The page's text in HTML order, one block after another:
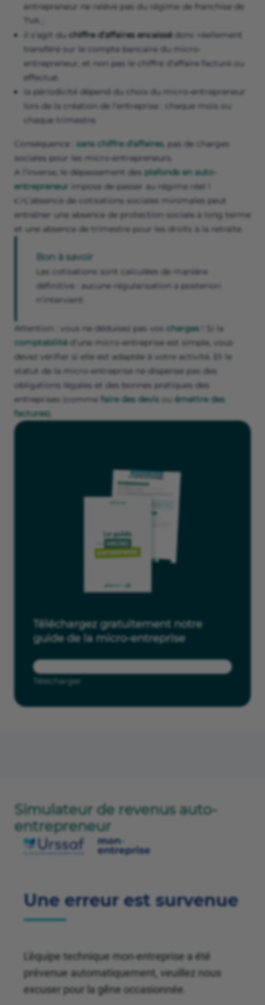
entrepreneur ne relève pas du régime de franchise de
TVA ;
il s’agit du chiffre d’affaires encaissédonc réellement
transféré sur le compte bancaire du micro-
entrepreneur, et non pas le chiffre d’affaire facturé ou
effectué.
la périodicité dépend du choix du micro-entrepreneur
lors de la création de l’entreprise : chaque mois ou
chaque trimestre.
Conséquence : sans chiffre d'affaires, pas de charges
sociales pour les micro-entrepreneurs.
A l’inverse, le dépassement des plafonds en auto-
entrepreneur impose de passer au régime réel !
👉L’absence de cotisations sociales minimales peut
entraîner une absence de protection sociale à long terme
et une absence de trimestre pour les droits à la retraite.
Bon à savoir
Les cotisations sont calculées de manière
définitive : aucune régularisation a posteriori
n’intervient.
Attention : vous ne déduisez pas vos charges ! Si la
comptabilitéd’une micro-entreprise est simple, vous
devez vérifier si elle est adaptée à votre activité. Et le
statut de la micro-entreprise ne dispense pas des
obligations légales et des bonnes pratiques des
entreprises (comme faire des devis ou émettre des
factures).
Téléchargez gratuitement notre
guide de la micro-entreprise
Télécharger
Simulateur de revenus auto-
entrepreneur